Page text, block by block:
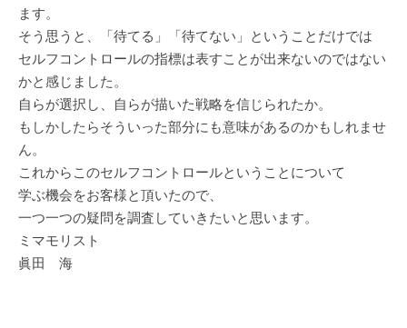
ます。
そう思うと、「待てる」「待てない」ということだけでは
セルフコントロールの指標は表すことが出来ないのではない
かと感じました。
自らが選択し、自らが描いた戦略を信じられたか。
もしかしたらそういった部分にも意味があるのかもしれませ
ん。
これからこのセルフコントロールということについて
学ぶ機会をお客様と頂いたので、
一つ一つの疑問を調査していきたいと思います。
ミマモリスト
眞田 海